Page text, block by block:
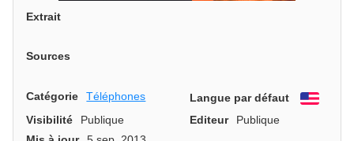
Extrait
Sources
Catégorie Téléphones Langue par défaut
Visibilité
Publique Editeur
Publique